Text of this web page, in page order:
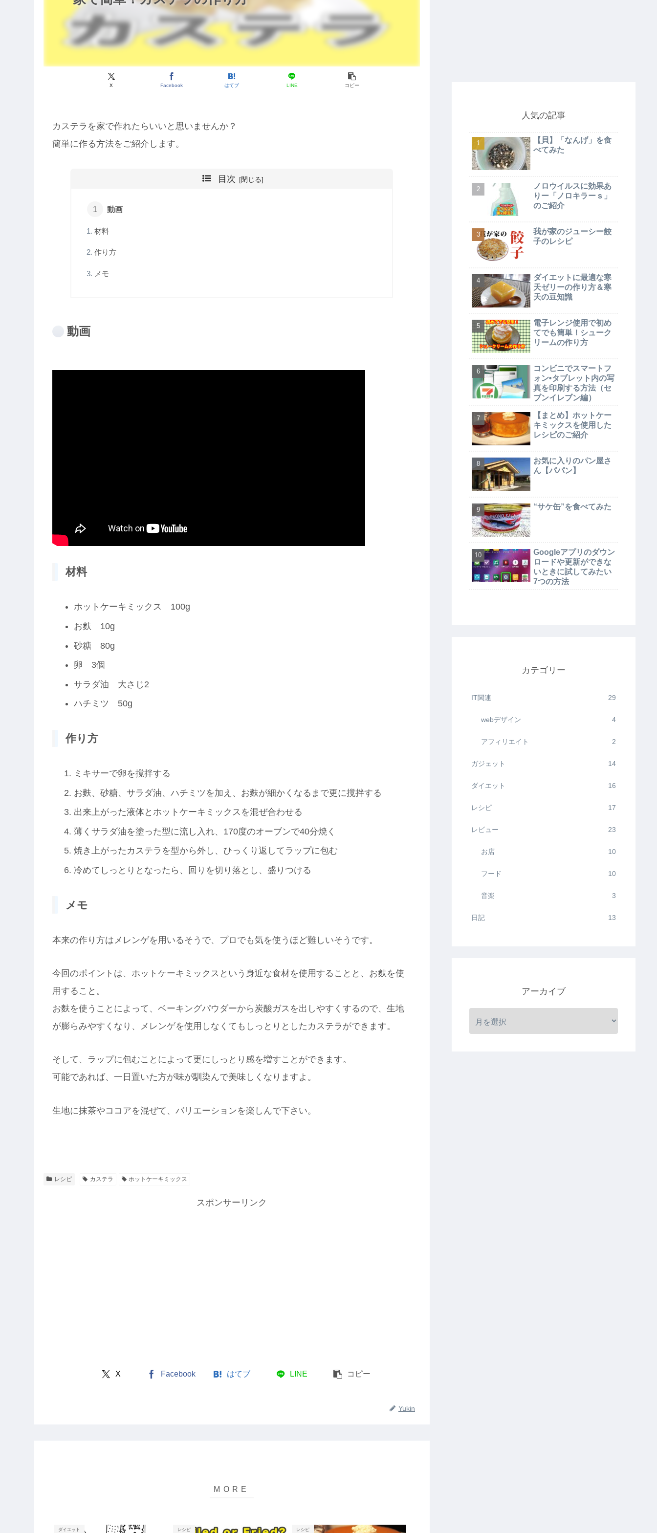
X Facebook はてブ LINE コピー
カステラを家で作れたらいいと思いませんか？
簡単に作る方法をご紹介します。
目次
動画
材料
作り方
メモ
動画
材料
ホットケーキミックス 100g
お麩 10g
砂糖 80g
卵 3個
サラダ油 大さじ2
ハチミツ 50g
作り方
ミキサーで卵を撹拌する
お麩、砂糖、サラダ油、ハチミツを加え、お麩が細かくなるまで更に撹拌する
出来上がった液体とホットケーキミックスを混ぜ合わせる
薄くサラダ油を塗った型に流し入れ、170度のオーブンで40分焼く
焼き上がったカステラを型から外し、ひっくり返してラップに包む
冷めてしっとりとなったら、回りを切り落とし、盛りつける
メモ
本来の作り方はメレンゲを用いるそうで、プロでも気を使うほど難しいそうです。
今回のポイントは、ホットケーキミックスという身近な食材を使用することと、お麩を使
用すること。
お麩を使うことによって、ベーキングパウダーから炭酸ガスを出しやすくするので、生地
が膨らみやすくなり、メレンゲを使用しなくてもしっとりとしたカステラができます。
そして、ラップに包むことによって更にしっとり感を増すことができます。
可能であれば、一日置いた方が味が馴染んで美味しくなりますよ。
生地に抹茶やココアを混ぜて、バリエーションを楽しんで下さい。
レシピ カステラ ホットケーキミックス
スポンサーリンク
X Facebook はてブ LINE コピー
Yukin
ダイエット レシピ レシピ
人気の記事
【貝】「なんげ」を食
べてみた
ノロウイルスに効果あ
りー「ノロキラーｓ」
のご紹介
我が家のジューシー餃
子のレシピ
ダイエットに最適な寒
天ゼリーの作り方＆寒
天の豆知識
電子レンジ使用で初め
てでも簡単！シューク
リームの作り方
コンビニでスマートフ
ォン•タブレット内の写
真を印刷する方法（セ
ブンイレブン編）
【まとめ】ホットケー
キミックスを使用した
レシピのご紹介
お気に入りのパン屋さ
ん【パパン】
“サケ缶”を食べてみた
Googleアプリのダウン
ロードや更新ができな
いときに試してみたい
7つの方法
カテゴリー
IT関連 29
webデザイン 4
アフィリエイト 2
ガジェット 14
ダイエット 16
レシピ 17
レビュー 23
お店 10
フード 10
音楽 3
日記 13
アーカイブ